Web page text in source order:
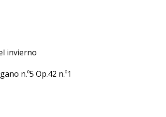
invierno
n.º5 Op.42 n.º1